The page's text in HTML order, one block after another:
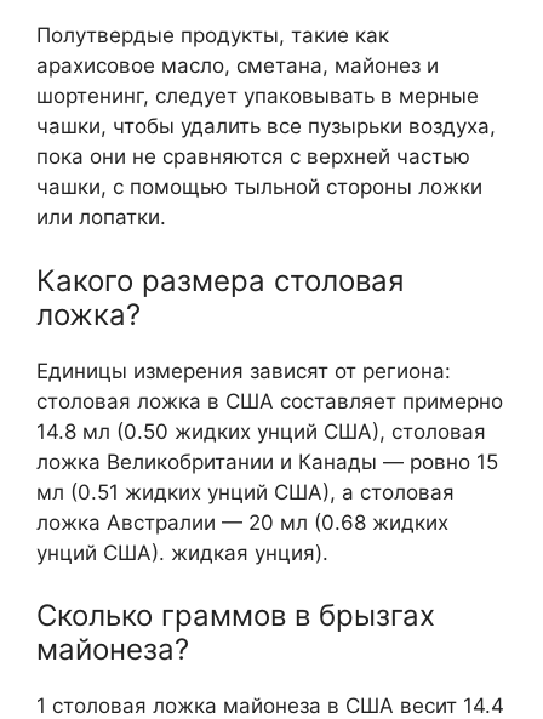
Полутвердые продукты, такие как
арахисовое масло, сметана, майонез и
шортенинг, следует упаковывать в мерные
чашки, чтобы удалить все пузырьки воздуха,
пока они не сравняются с верхней частью
чашки, с помощью тыльной стороны ложки
или лопатки.
Какого размера столовая
ложка?
Единицы измерения зависят от региона:
столовая ложка в США составляет примерно
14.8 мл (0.50 жидких унций США), столовая
ложка Великобритании и Канады — ровно 15
мл (0.51 жидких унций США), а столовая
ложка Австралии — 20 мл (0.68 жидких
унций США). жидкая унция).
Сколько граммов в брызгах
майонеза?
1 столовая ложка майонеза в США весит 14.4